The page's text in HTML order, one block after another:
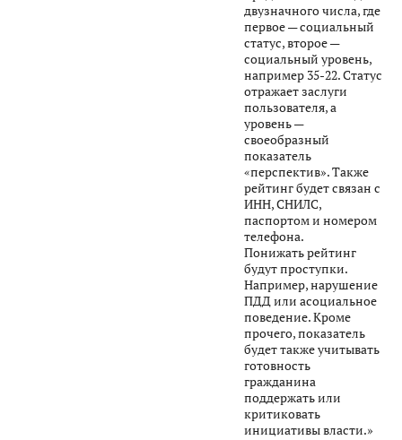
двузначного числа, где
первое — социальный
статус, второе —
социальный уровень,
например 35-22. Статус
отражает заслуги
пользователя, а
уровень —
своеобразный
показатель
«перспектив». Также
рейтинг будет связан с
ИНН, СНИЛС,
паспортом и номером
телефона.
Понижать рейтинг
будут проступки.
Например, нарушение
ПДД или асоциальное
поведение. Кроме
прочего, показатель
будет также учитывать
готовность
гражданина
поддержать или
критиковать
инициативы власти.»